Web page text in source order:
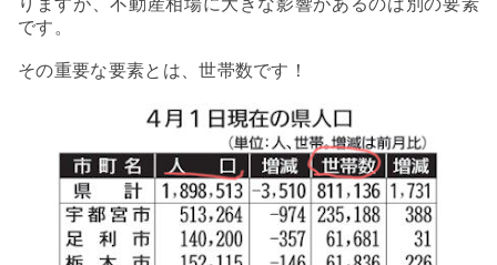
です。
その重要な要素とは、世帯数です！